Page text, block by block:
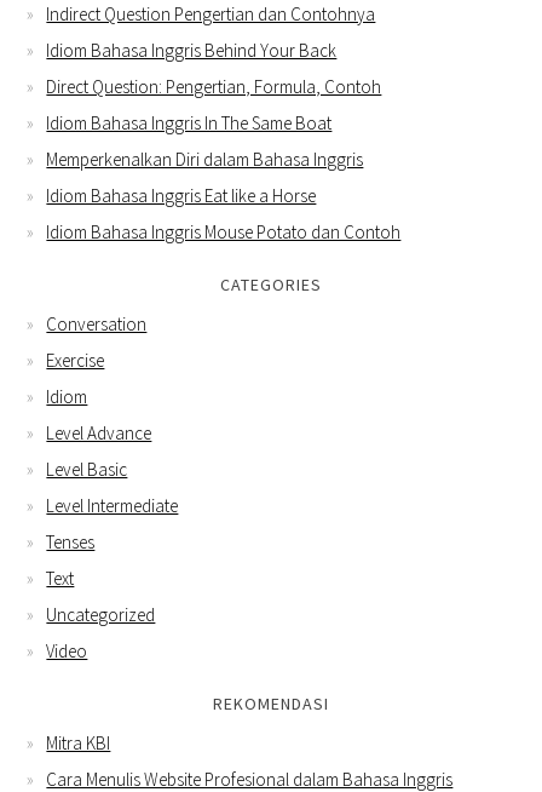
Indirect Question Pengertian dan Contohnya
Idiom Bahasa Inggris Behind Your Back
Direct Question: Pengertian, Formula, Contoh
Idiom Bahasa Inggris In The Same Boat
Memperkenalkan Diri dalam Bahasa Inggris
Idiom Bahasa Inggris Eat like a Horse
Idiom Bahasa Inggris Mouse Potato dan Contoh
CATEGORIES
Conversation
Exercise
Idiom
Level Advance
Level Basic
Level Intermediate
Tenses
Text
Uncategorized
Video
REKOMENDASI
Mitra KBI
Cara Menulis Website Profesional dalam Bahasa Inggris